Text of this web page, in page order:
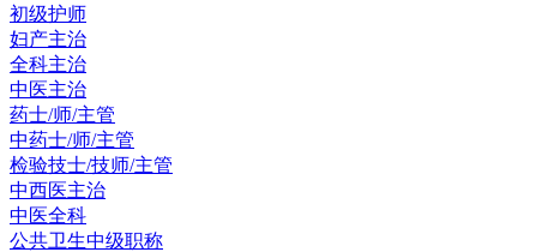
初级护师
妇产主治
全科主治
中医主治
药士/师/主管
中药士/师/主管
检验技士/技师/主管
中西医主治
中医全科
公共卫生中级职称